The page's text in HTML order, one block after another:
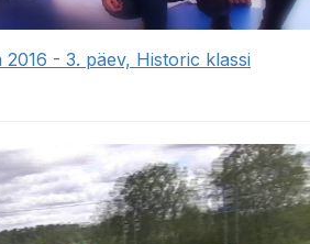
- 3. päev, Historic klassi